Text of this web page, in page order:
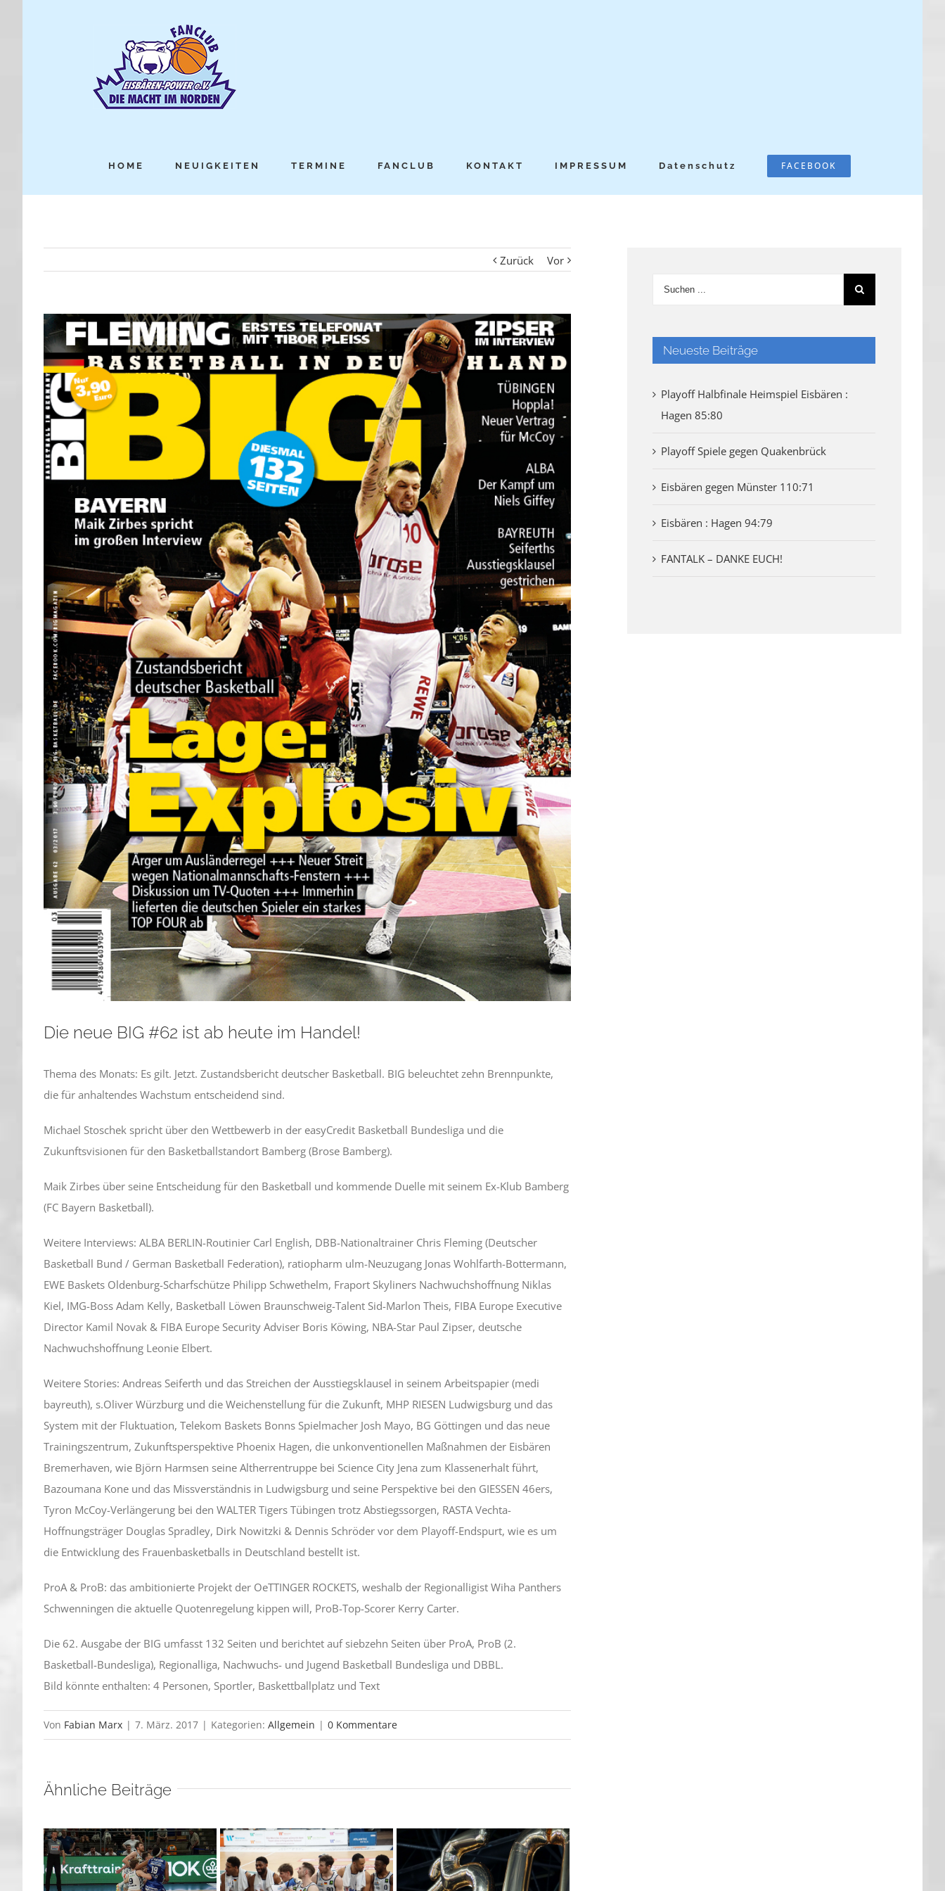
HOME NEUIGKEITEN TERMINE FANCLUB KONTAKT IMPRESSUM Datenschutz FACEBOOK
Zurück Vor
Die neue BIG #62 ist ab heute im Handel!
Thema des Monats: Es gilt. Jetzt. Zustandsbericht deutscher Basketball. BIG beleuchtet zehn Brennpunkte,
die für anhaltendes Wachstum entscheidend sind.
Michael Stoschek spricht über den Wettbewerb in der easyCredit Basketball Bundesliga und die
Zukunftsvisionen für den Basketballstandort Bamberg (Brose Bamberg).
Maik Zirbes über seine Entscheidung für den Basketball und kommende Duelle mit seinem Ex-Klub Bamberg
(FC Bayern Basketball).
Weitere Interviews: ALBA BERLIN-Routinier Carl English, DBB-Nationaltrainer Chris Fleming (Deutscher
Basketball Bund / German Basketball Federation), ratiopharm ulm-Neuzugang Jonas Wohlfarth-Bottermann,
EWE Baskets Oldenburg-Scharfschütze Philipp Schwethelm, Fraport Skyliners Nachwuchshoffnung Niklas
Kiel, IMG-Boss Adam Kelly, Basketball Löwen Braunschweig-Talent Sid-Marlon Theis, FIBA Europe Executive
Director Kamil Novak & FIBA Europe Security Adviser Boris Köwing, NBA-Star Paul Zipser, deutsche
Nachwuchshoffnung Leonie Elbert.
Weitere Stories: Andreas Seiferth und das Streichen der Ausstiegsklausel in seinem Arbeitspapier (medi
bayreuth), s.Oliver Würzburg und die Weichenstellung für die Zukunft, MHP RIESEN Ludwigsburg und das
System mit der Fluktuation, Telekom Baskets Bonns Spielmacher Josh Mayo, BG Göttingen und das neue
Trainingszentrum, Zukunftsperspektive Phoenix Hagen, die unkonventionellen Maßnahmen der Eisbären
Bremerhaven, wie Björn Harmsen seine Altherrentruppe bei Science City Jena zum Klassenerhalt führt,
Bazoumana Kone und das Missverständnis in Ludwigsburg und seine Perspektive bei den GIESSEN 46ers,
Tyron McCoy-Verlängerung bei den WALTER Tigers Tübingen trotz Abstiegssorgen, RASTA Vechta-
Hoffnungsträger Douglas Spradley, Dirk Nowitzki & Dennis Schröder vor dem Playoff-Endspurt, wie es um
die Entwicklung des Frauenbasketballs in Deutschland bestellt ist.
ProA & ProB: das ambitionierte Projekt der OeTTINGER ROCKETS, weshalb der Regionalligist Wiha Panthers
Schwenningen die aktuelle Quotenregelung kippen will, ProB-Top-Scorer Kerry Carter.
Die 62. Ausgabe der BIG umfasst 132 Seiten und berichtet auf siebzehn Seiten über ProA, ProB (2.
Basketball-Bundesliga), Regionalliga, Nachwuchs- und Jugend Basketball Bundesliga und DBBL.
Bild könnte enthalten: 4 Personen, Sportler, Baskettballplatz und Text
Von Fabian Marx | 7. März. 2017 | Kategorien: Allgemein | 0 Kommentare
Ähnliche Beiträge
Neueste Beiträge
Playoff Halbfinale Heimspiel Eisbären :
Hagen 85:80
Playoff Spiele gegen Quakenbrück
Eisbären gegen Münster 110:71
Eisbären : Hagen 94:79
FANTALK – DANKE EUCH!